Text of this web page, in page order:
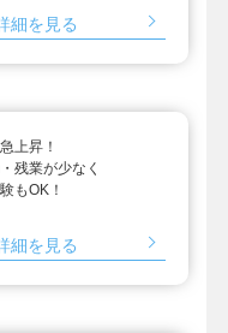
細を見る
上昇！
残業が少なく
もOK！
細を見る